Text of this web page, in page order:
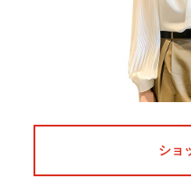
ショ